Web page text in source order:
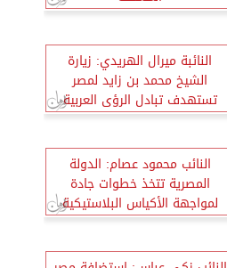
النائبة ميرال الهريدي: زيارة
الشيخ محمد بن زايد لمصر
تستهدف تبادل الرؤى العربية
المشتركة حول تحديات المنطقة
النائب محمود عصام: الدولة
المصرية تتخذ خطوات جادة
لمواجهة الأكياس البلاستيكية